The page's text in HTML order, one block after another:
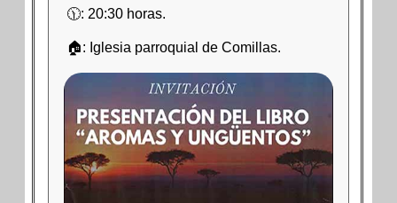
🕦: 20:30 horas.
🏠: Iglesia parroquial de Comillas.